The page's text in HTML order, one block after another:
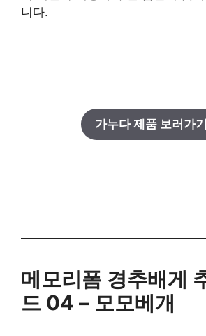
니다.
가누다 제품 보러가
메모리폼 경추배게
드 04 – 모모베개